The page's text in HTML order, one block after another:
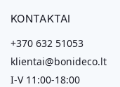
KONTAKTAI
+370 632 51053
klientai@bonideco.lt
I-V 11:00-18:00